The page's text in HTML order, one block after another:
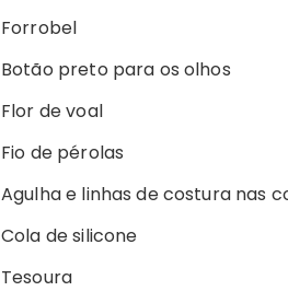
Forrobel
Botão preto para os olhos
Flor de voal
Fio de pérolas
Agulha e linhas de costura nas
Cola de silicone
Tesoura